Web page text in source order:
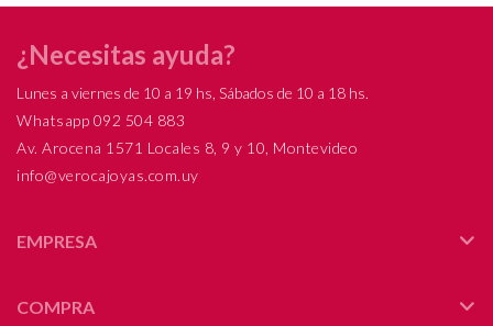
¿Necesitas ayuda?
Lunes a viernes de 10 a 19 hs, Sábados de 10 a 18 hs.
Whatsapp 092 504 883
Av. Arocena 1571 Locales 8, 9 y 10, Montevideo
info@verocajoyas.com.uy
EMPRESA
COMPRA